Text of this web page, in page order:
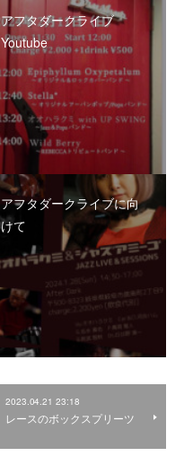
アフタダークライブ
Youtube
アフタダークライブに向
けて
2023.04.21 23:18
レースのボックスプリーツ